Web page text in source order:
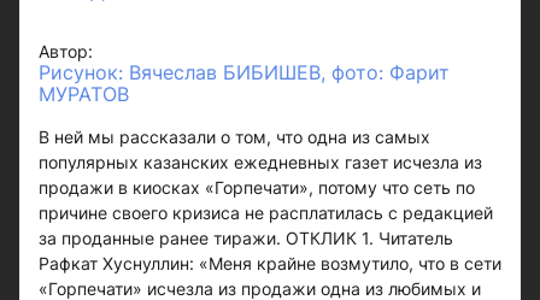
Автор:
Рисунок: Вячеслав БИБИШЕВ, фото: Фарит
МУРАТОВ
В ней мы рассказали о том, что одна из самых
популярных казанских ежедневных газет исчезла из
продажи в киосках «Горпечати», потому что сеть по
причине своего кризиса не расплатилась с редакцией
за проданные ранее тиражи. ОТКЛИК 1. Читатель
Рафкат Хуснуллин: «Меня крайне возмутило, что в сети
«Горпечати» исчезла из продажи одна из любимых и